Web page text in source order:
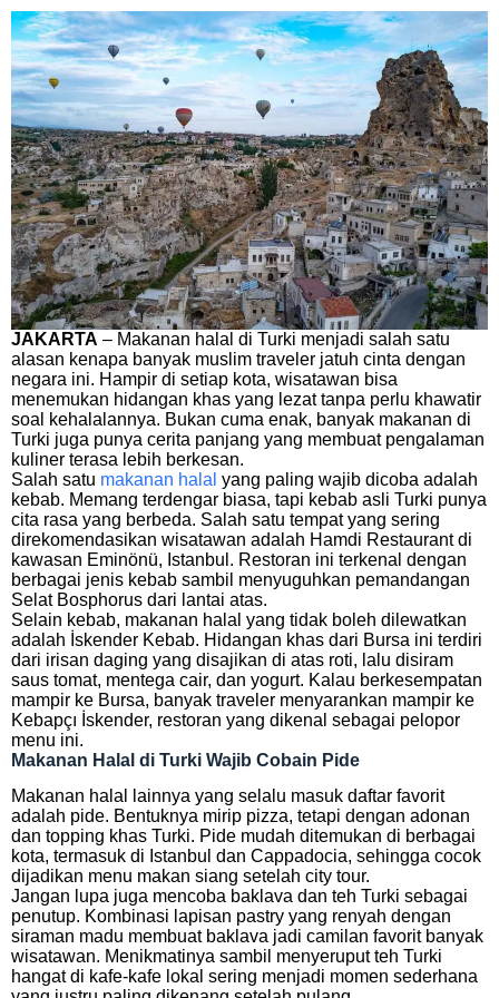
JAKARTA – Makanan halal di Turki menjadi salah satu
alasan kenapa banyak muslim traveler jatuh cinta dengan
negara ini. Hampir di setiap kota, wisatawan bisa
menemukan hidangan khas yang lezat tanpa perlu khawatir
soal kehalalannya. Bukan cuma enak, banyak makanan di
Turki juga punya cerita panjang yang membuat pengalaman
kuliner terasa lebih berkesan.
Salah satu makanan halal yang paling wajib dicoba adalah
kebab. Memang terdengar biasa, tapi kebab asli Turki punya
cita rasa yang berbeda. Salah satu tempat yang sering
direkomendasikan wisatawan adalah Hamdi Restaurant di
kawasan Eminönü, Istanbul. Restoran ini terkenal dengan
berbagai jenis kebab sambil menyuguhkan pemandangan
Selat Bosphorus dari lantai atas.
Selain kebab, makanan halal yang tidak boleh dilewatkan
adalah İskender Kebab. Hidangan khas dari Bursa ini terdiri
dari irisan daging yang disajikan di atas roti, lalu disiram
saus tomat, mentega cair, dan yogurt. Kalau berkesempatan
mampir ke Bursa, banyak traveler menyarankan mampir ke
Kebapçı İskender, restoran yang dikenal sebagai pelopor
menu ini.
Makanan Halal di Turki Wajib Cobain Pide
Makanan halal lainnya yang selalu masuk daftar favorit
adalah pide. Bentuknya mirip pizza, tetapi dengan adonan
dan topping khas Turki. Pide mudah ditemukan di berbagai
kota, termasuk di Istanbul dan Cappadocia, sehingga cocok
dijadikan menu makan siang setelah city tour.
Jangan lupa juga mencoba baklava dan teh Turki sebagai
penutup. Kombinasi lapisan pastry yang renyah dengan
siraman madu membuat baklava jadi camilan favorit banyak
wisatawan. Menikmatinya sambil menyeruput teh Turki
hangat di kafe-kafe lokal sering menjadi momen sederhana